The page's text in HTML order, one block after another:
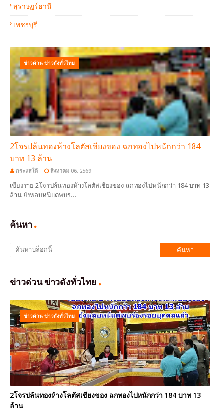
สุราษฏร์ธานี
เพชรบุรี
ข่าวด่วน ข่าวดังทั่วไทย
2โจรปล้นทองห้างโลตัสเชียงของ ฉกทองไปหนักกว่า 184
บาท 13 ล้าน
กระแสใต้ สิงหาคม 06, 2569
เชียงราย 2โจรปล้นทองห้างโลตัสเชียงของ ฉกทองไปหนักกว่า 184 บาท 13
ล้าน ยังหลบหนีแต่พบร…
ค้นหา
ข่าวด่วน ข่าวดังทั่วไทย
ข่าวด่วน ข่าวดังทั่วไทย
2โจรปล้นทองห้างโลตัสเชียงของ ฉกทองไปหนักกว่า 184 บาท 13
ล้าน